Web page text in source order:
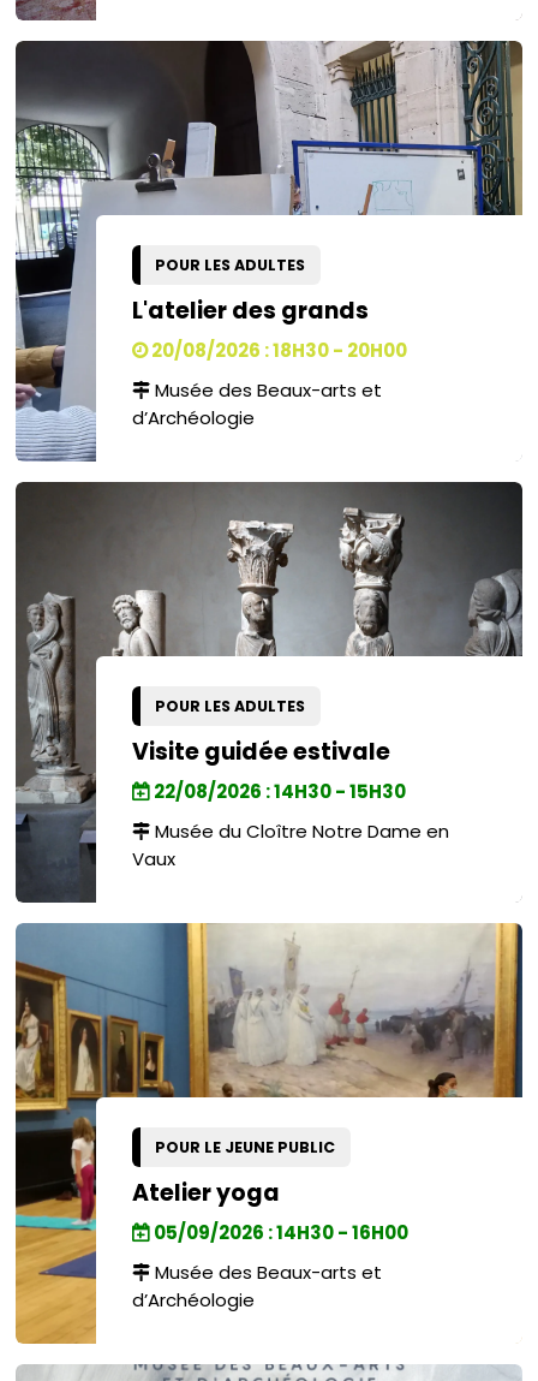
POUR LES ADULTES
L'atelier des grands
20/08/2026 : 18H30 - 20H00
Musée des Beaux-arts et
d’Archéologie
POUR LES ADULTES
Visite guidée estivale
22/08/2026 : 14H30 - 15H30
Musée du Cloître Notre Dame en
Vaux
POUR LE JEUNE PUBLIC
Atelier yoga
05/09/2026 : 14H30 - 16H00
Musée des Beaux-arts et
d’Archéologie